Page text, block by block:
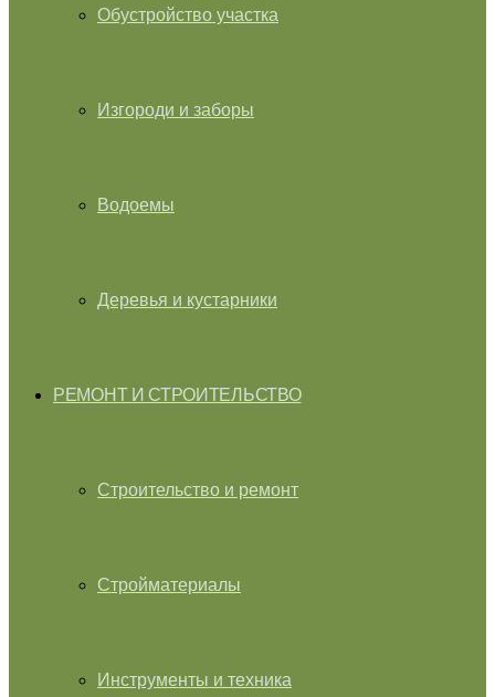
Обустройство участка
Изгороди и заборы
Водоемы
Деревья и кустарники
РЕМОНТ И СТРОИТЕЛЬСТВО
Строительство и ремонт
Стройматериалы
Инструменты и техника